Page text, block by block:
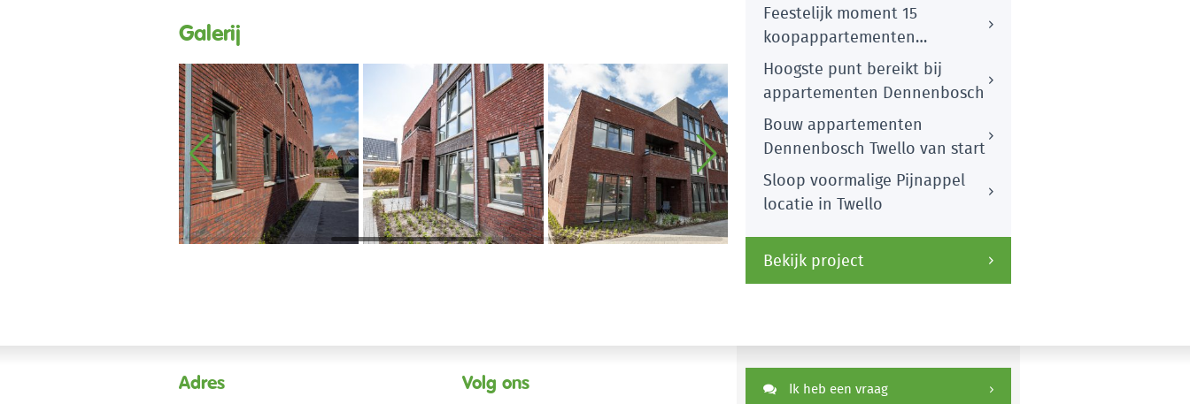
Galerij
Feestelijk moment 15
koopappartementen
Dennenbosch
Hoogste punt bereikt bij
appartementen Dennenbosch
Bouw appartementen
Dennenbosch Twello van start
Sloop voormalige Pijnappel
locatie in Twello
Bekijk project
Adres
Volg ons
Ik heb een vraag